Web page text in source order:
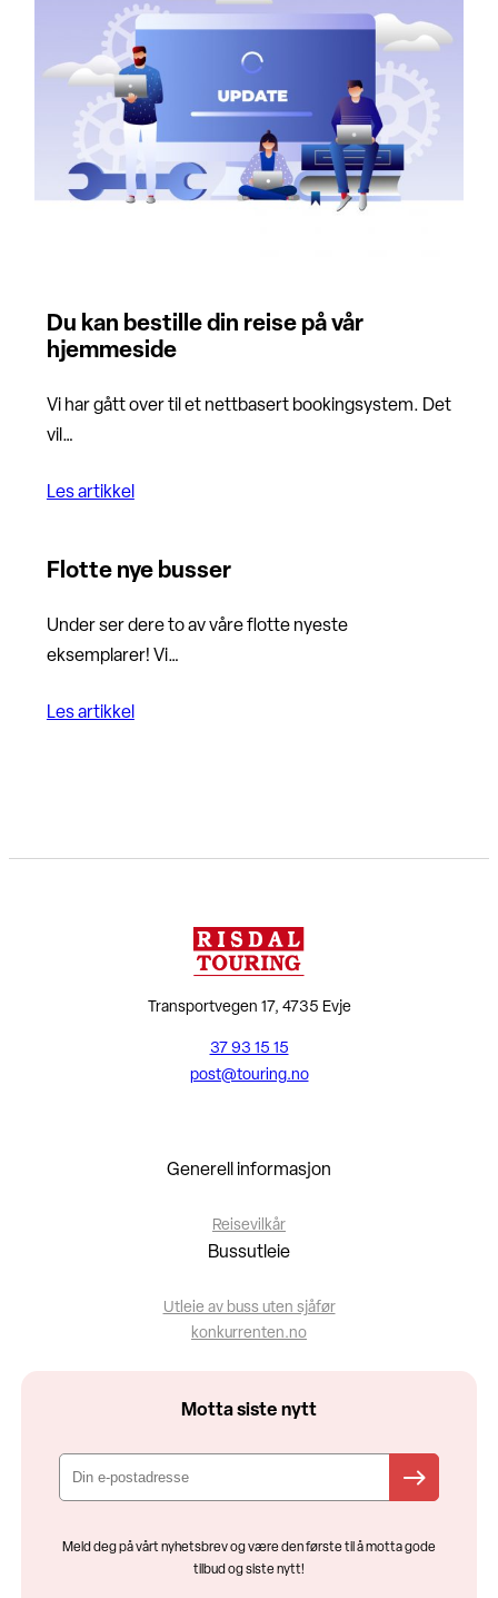
Du kan bestille din reise på vår
hjemmeside
Vi har gått over til et nettbasert bookingsystem. Det
vil…
Les artikkel
Flotte nye busser
Under ser dere to av våre flotte nyeste
eksemplarer! Vi…
Les artikkel
Transportvegen 17, 4735 Evje
37 93 15 15
post@touring.no
Generell informasjon
Reisevilkår
Bussutleie
Utleie av buss uten sjåfør
konkurrenten.no
Motta siste nytt
Meld deg på vårt nyhetsbrev og være den første til å motta gode
tilbud og siste nytt!